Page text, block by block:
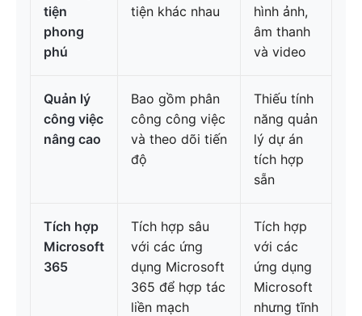
tiện
phong
phú
tiện khác nhau
hình ảnh,
âm thanh
và video
Quản lý
công việc
nâng cao
Bao gồm phân
công công việc
và theo dõi tiến
độ
Thiếu tính
năng quản
lý dự án
tích hợp
sẵn
Tích hợp
Microsoft
365
Tích hợp sâu
với các ứng
dụng Microsoft
365 để hợp tác
liền mạch
Tích hợp
với các
ứng dụng
Microsoft
nhưng tĩnh